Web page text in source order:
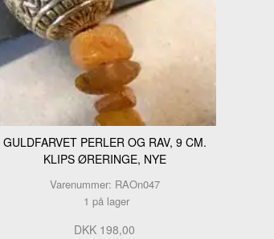
GULDFARVET PERLER OG RAV, 9 CM.
KLIPS ØRERINGE, NYE
Varenummer: RAOn047
1 på lager
DKK 198,00